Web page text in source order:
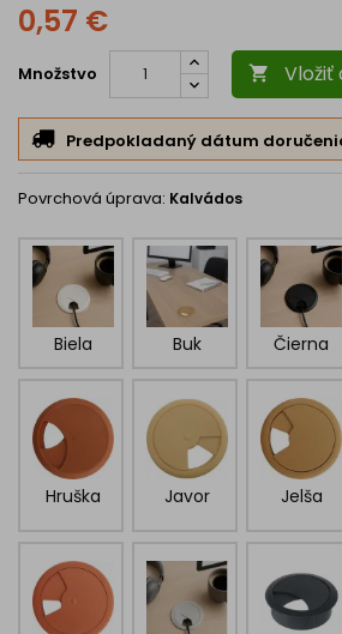
0,57 €
Množstvo  Vložiť
Predpokladaný dátum
Povrchová úprava: Kalvádos
Biela Buk Čierna
Hruška Javor Jelša